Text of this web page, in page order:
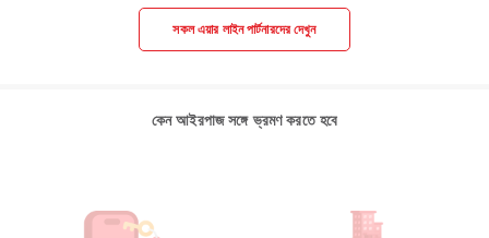
সকল এয়ার লাইন পার্টনারদের দেখুন
কেন আইরপাজ সঙ্গে ভ্রমণ করতে হবে